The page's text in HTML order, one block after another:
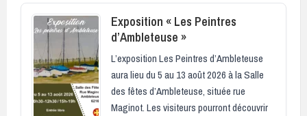
Exposition « Les Peintres
d’Ambleteuse »
L’exposition Les Peintres d’Ambleteuse
aura lieu du 5 au 13 août 2026 à la Salle
des fêtes d’Ambleteuse, située rue
Maginot. Les visiteurs pourront découvrir